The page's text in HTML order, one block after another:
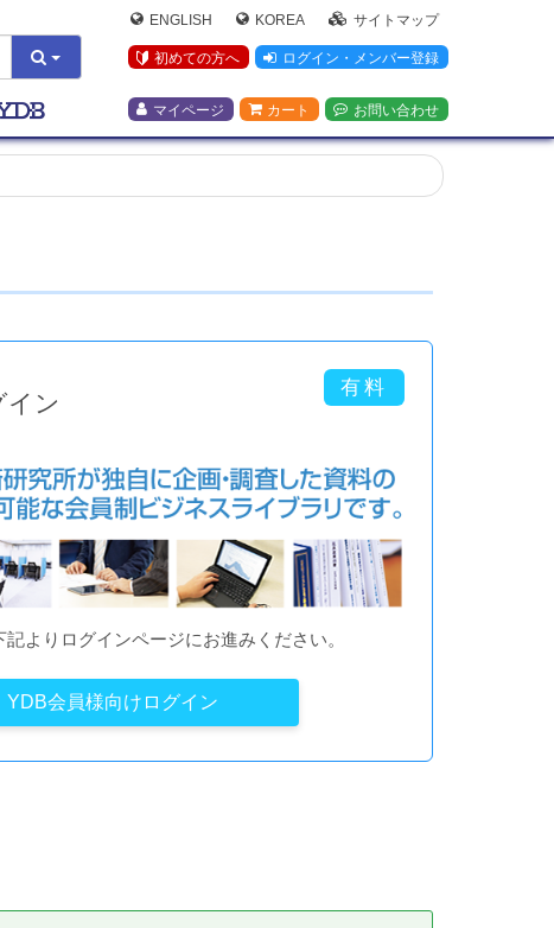
ENGLISH KOREA サイトマップ
初めての方へ ログイン・メンバー登録
マイページ カート お問い合わせ
イン
よりログインページにお進みください。
YDB会員様向けログイン